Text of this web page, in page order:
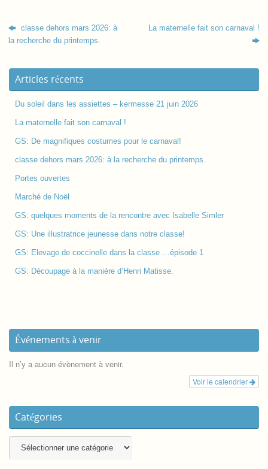
classe dehors mars 2026: à
la recherche du printemps.
La maternelle fait son carnaval !
Articles récents
Du soleil dans les assiettes – kermesse 21 juin 2026
La maternelle fait son carnaval !
GS: De magnifiques costumes pour le carnaval!
classe dehors mars 2026: à la recherche du printemps.
Portes ouvertes
Marché de Noël
GS: quelques moments de la rencontre avec Isabelle Simler
GS: Une illustratrice jeunesse dans notre classe!
GS: Elevage de coccinelle dans la classe …épisode 1
GS: Découpage à la manière d’Henri Matisse.
Événements à venir
Il n’y a aucun évènement à venir.
Voir le calendrier
Catégories